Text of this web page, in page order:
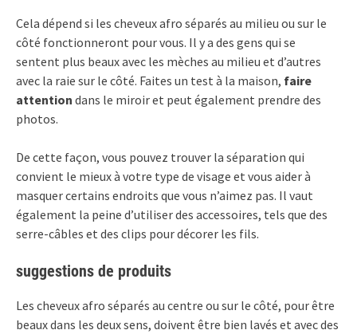
Cela dépend si les cheveux afro séparés au milieu ou sur le
côté fonctionneront pour vous. Il y a des gens qui se
sentent plus beaux avec les mèches au milieu et d’autres
avec la raie sur le côté. Faites un test à la maison, faire
attention dans le miroir et peut également prendre des
photos.
De cette façon, vous pouvez trouver la séparation qui
convient le mieux à votre type de visage et vous aider à
masquer certains endroits que vous n’aimez pas. Il vaut
également la peine d’utiliser des accessoires, tels que des
serre-câbles et des clips pour décorer les fils.
suggestions de produits
Les cheveux afro séparés au centre ou sur le côté, pour être
beaux dans les deux sens, doivent être bien lavés et avec des